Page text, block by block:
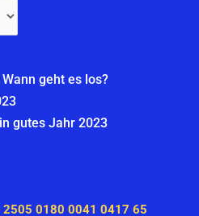
geht es los?
gutes Jahr 2023
2505 0180 0041 0417 65